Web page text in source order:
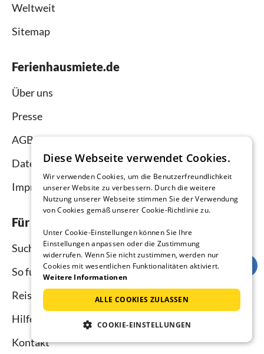
Weltweit
Sitemap
Ferienhausmiete.de
Über uns
Presse
AGB
Datenschutz
Impressum
Für Urlauber
Suche
So funktioniert`s
Reisemagazin
Hilfe Urlauber
Kontakt
Diese Webseite verwendet Cookies.
Wir verwenden Cookies, um die Benutzerfreundlichkeit
unserer Website zu verbessern. Durch die weitere
Nutzung unserer Webseite stimmen Sie der Verwendung
von Cookies gemäß unserer Cookie-Richtlinie zu.
Unter Cookie-Einstellungen können Sie Ihre
Einstellungen anpassen oder die Zustimmung
widerrufen. Wenn Sie nicht zustimmen, werden nur
Cookies mit wesentlichen Funktionalitäten aktiviert.
Weitere Informationen
ALLE COOKIES ZULASSEN
COOKIE-EINSTELLUNGEN